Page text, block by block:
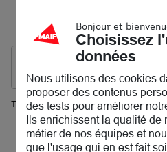
vous pouvez consulter lesavis
Trouver une agence MAIF
Carros
Bonjour et
Choisissez
données
Nous utilisons des cookies
proposer des contenus
des tests pour améliorer
Ils enrichissent la qualité de
métier de nos équipes et
que l'usage qui en est fait